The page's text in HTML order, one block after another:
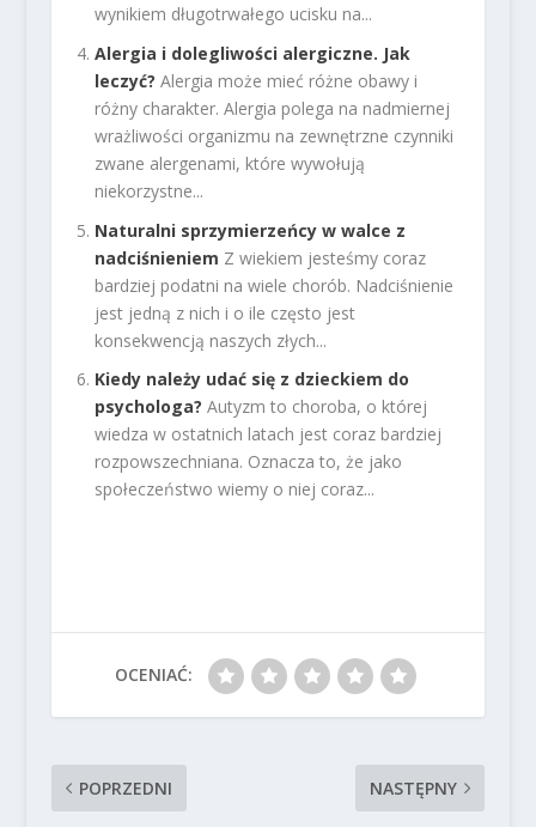
wynikiem długotrwałego ucisku na...
Alergia i dolegliwości alergiczne. Jak
leczyć? Alergia może mieć różne obawy i
różny charakter. Alergia polega na nadmiernej
wrażliwości organizmu na zewnętrzne czynniki
zwane alergenami, które wywołują
niekorzystne...
Naturalni sprzymierzeńcy w walce z
nadciśnieniem Z wiekiem jesteśmy coraz
bardziej podatni na wiele chorób. Nadciśnienie
jest jedną z nich i o ile często jest
konsekwencją naszych złych...
Kiedy należy udać się z dzieckiem do
psychologa? Autyzm to choroba, o której
wiedza w ostatnich latach jest coraz bardziej
rozpowszechniana. Oznacza to, że jako
społeczeństwo wiemy o niej coraz...
OCENIAĆ:
POPRZEDNI NASTĘPNY